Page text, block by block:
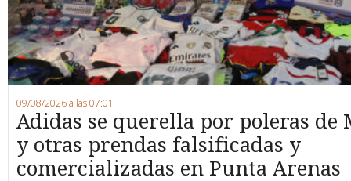
09/08/2026 a las 07:01
Adidas se querella por poleras de
y otras prendas falsificadas y
comercializadas en Punta Arenas